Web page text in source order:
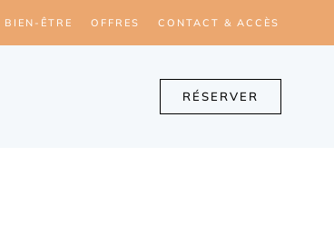
BIEN-ÊTRE OFFRES CONTACT & ACCÈS
RÉSERVER